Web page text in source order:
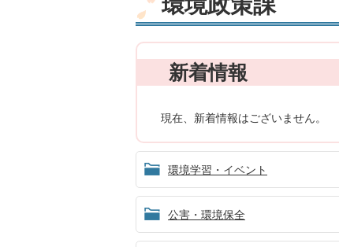
新着情報
現在、新着情報はございません。
環境学習・イベント
公害・環境保全